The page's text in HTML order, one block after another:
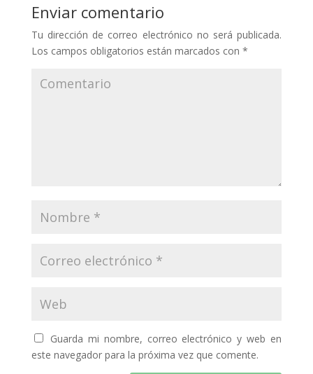
Enviar comentario
Tu dirección de correo electrónico no será publicada.
Los campos obligatorios están marcados con *
Guarda mi nombre, correo electrónico y web en
este navegador para la próxima vez que comente.